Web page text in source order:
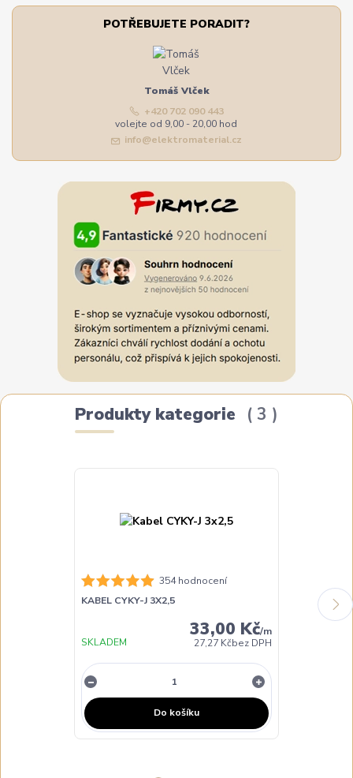
POTŘEBUJETE PORADIT?
Tomáš Vlček
+420 702 090 443
volejte od 9,00 - 20,00 hod
info@elektromaterial.cz
Produkty kategorie 3
354 hodnocení
KABEL CYKY-J 3X2,5
33,00 Kč/m
27,27 Kčbez DPH
SKLADEM
Do košíku
KABEL